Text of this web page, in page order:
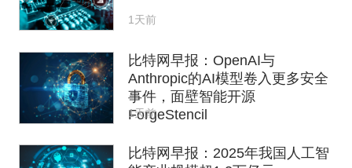
1天前
比特网早报：OpenAI与
Anthropic的AI模型卷入更多安全
事件，面壁智能开源
ForgeStencil
1天前
比特网早报：2025年我国人工智